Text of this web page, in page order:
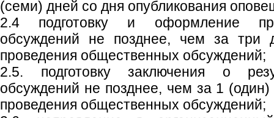
(семи) дней со дня опубликования
2.4 подготовку и оформление
обсуждений не позднее, чем за три
проведения общественных обсуждений;
2.5. подготовку заключения о
обсуждений не позднее, чем за 1
проведения общественных обсуждений;